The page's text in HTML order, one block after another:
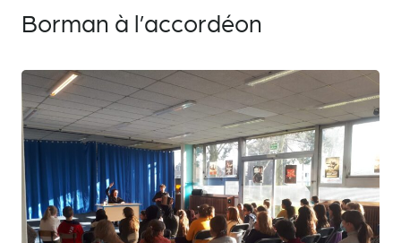
Borman à l’accordéon